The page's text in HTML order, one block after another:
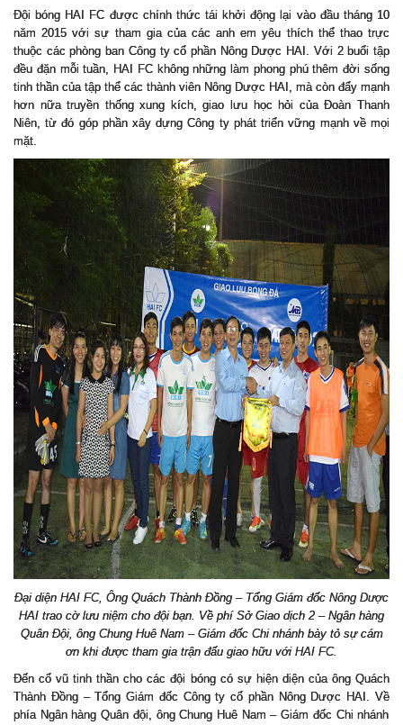
Đội bóng HAI FC được chính thức tái khởi động lại vào đầu tháng 10
năm 2015 với sự tham gia của các anh em yêu thích thể thao trực
thuộc các phòng ban Công ty cổ phần Nông Dược HAI. Với 2 buổi tập
đều đặn mỗi tuần, HAI FC không những làm phong phú thêm đời sống
tinh thần của tập thể các thành viên Nông Dược HAI, mà còn đẩy mạnh
hơn nữa truyền thống xung kích, giao lưu học hỏi của Đoàn Thanh
Niên, từ đó góp phần xây dựng Công ty phát triển vững mạnh về mọi
mặt.
Đại diện HAI FC, Ông Quách Thành Đồng – Tổng Giám đốc Nông Dược
HAI trao cờ lưu niệm cho đội bạn. Về phí Sở Giao dịch 2 – Ngân hàng
Quân Đội, ông Chung Huê Nam – Giám đốc Chi nhánh bày tỏ sự cám
ơn khi được tham gia trận đấu giao hữu với HAI FC.
Đến cổ vũ tinh thần cho các đội bóng có sựhiện diện của ông Quách
Thành Đồng – Tổng Giám đốc Công ty cổ phần Nông Dược HAI. Về
phía Ngân hàng Quân đội, ông Chung Huê Nam – Giám đốc Chi nhánh